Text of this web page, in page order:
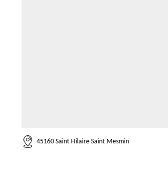
45160 Saint Hilaire Saint Mesmin